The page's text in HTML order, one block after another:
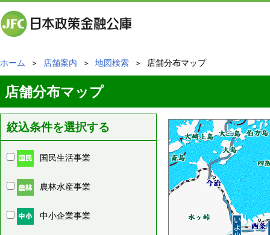
ホーム ＞ 店舗案内 ＞ 地図検索 ＞ 店舗分布マップ
店舗分布マップ
絞込条件を選択する
国民生活事業
農林水産事業
中小企業事業